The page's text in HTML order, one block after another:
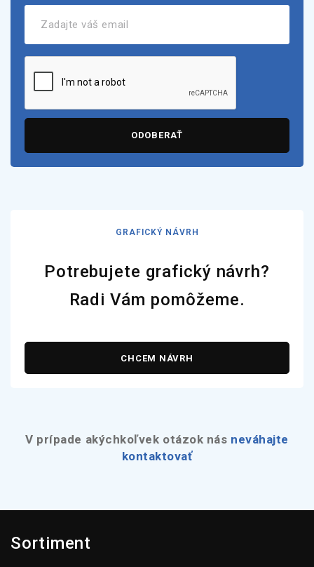
ODOBERAŤ
GRAFICKÝ NÁVRH
Potrebujete grafický návrh?
Radi Vám pomôžeme.
CHCEM NÁVRH
V prípade akýchkoľvek otázok nás neváhajte
kontaktovať
Sortiment